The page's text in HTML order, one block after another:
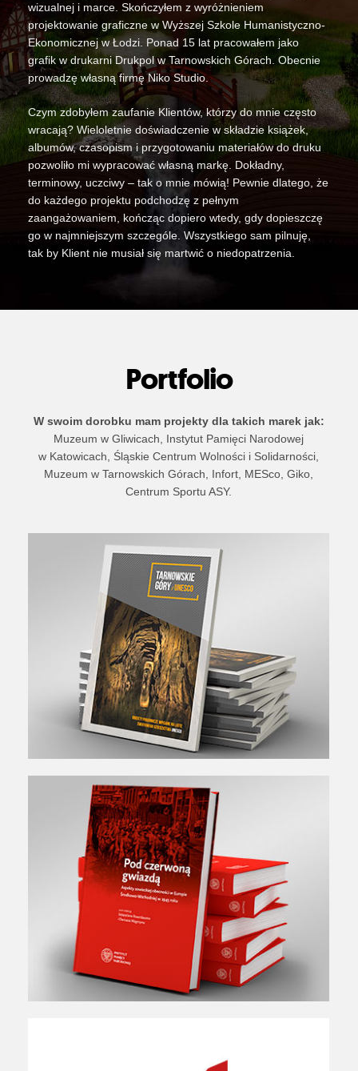
wizualnej i marce. Skończyłem z wyróżnieniem
projektowanie graficzne w Wyższej Szkole Humanistyczno-
Ekonomicznej w Łodzi. Ponad 15 lat pracowałem jako
grafik w drukarni Drukpol w Tarnowskich Górach. Obecnie
prowadzę własną firmę Niko Studio.
Czym zdobyłem zaufanie Klientów, którzy do mnie często
wracają? Wieloletnie doświadczenie w składzie książek,
albumów, czasopism i przygotowaniu materiałów do druku
pozwoliło mi wypracować własną markę. Dokładny,
terminowy, uczciwy – tak o mnie mówią! Pewnie dlatego, że
do każdego projektu podchodzę z pełnym
zaangażowaniem, kończąc dopiero wtedy, gdy dopieszczę
go w najmniejszym szczególe. Wszystkiego sam pilnuję,
tak by Klient nie musiał się martwić o niedopatrzenia.
W swoim dorobku mam projekty dla takich marek jak:
Muzeum w Gliwicach, Instytut Pamięci Narodowej
w Katowicach, Śląskie Centrum Wolności i Solidarności,
Muzeum w Tarnowskich Górach, Infort, MESco, Giko,
Centrum Sportu ASY.
Portfolio